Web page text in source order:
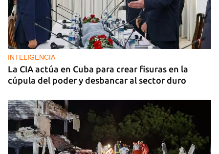
GUERRA
Al menos 17 muertos y 44 heridos en ataques
nocturnos de Rusia sobre la región de Kiev
INTELIGENCIA
La CIA actúa en Cuba para crear fisuras en la
cúpula del poder y desbancar al sector duro